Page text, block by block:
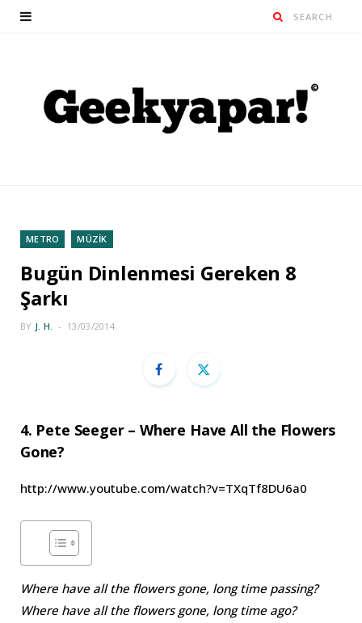
METRO MÜZİK
Bugün Dinlenmesi Gereken 8
Şarkı
BY J. H. 13/03/2014
4. Pete Seeger – Where Have All the Flowers
Gone?
http://www.youtube.com/watch?v=TXqTf8DU6a0
Where have all the flowers gone, long time passing?
Where have all the flowers gone, long time ago?